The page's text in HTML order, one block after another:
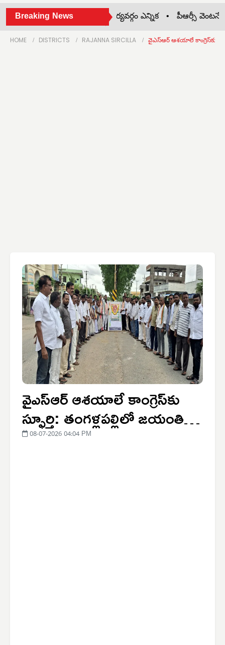
Breaking News
బధిరుల సంఘం నూతన కార్యవర్గం ఎన్నిక • పీఆర్సీ వెంటనే
HOME DISTRICTS RAJANNA SIRCILLA వైఎస్‌ఆర్ ఆశయాలే కాంగ్రెస్‌కు
వైఎస్‌ఆర్ ఆశయాలే కాంగ్రెస్‌కు
స్ఫూర్తి: తంగళ్లపల్లిలో జయంతి
వేడుకలు
08-07-2026 04:04 PM